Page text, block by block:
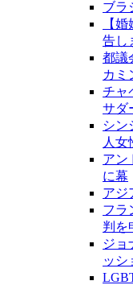
ブラ
【
告し
都議
カミ
チャ
サダ
シン
人女
アン
に幕
アジ
フラ
判を
ジョ
ッシ